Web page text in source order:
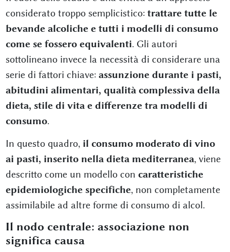
considerato troppo semplicistico: trattare tutte le
bevande alcoliche e tutti i modelli di consumo
come se fossero equivalenti. Gli autori
sottolineano invece la necessità di considerare una
serie di fattori chiave: assunzione durante i pasti,
abitudini alimentari, qualità complessiva della
dieta, stile di vita e differenze tra modelli di
consumo.
In questo quadro, il consumo moderato di vino
ai pasti, inserito nella dieta mediterranea, viene
descritto come un modello con caratteristiche
epidemiologiche specifiche, non completamente
assimilabile ad altre forme di consumo di alcol.
Il nodo centrale: associazione non
significa causa